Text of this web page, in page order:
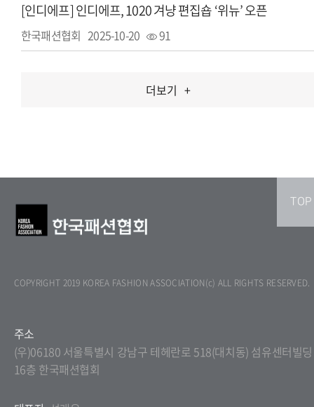
[인디에프] 인디에프, 1020 겨냥 편집숍 ‘위뉴’ 오픈
한국패션협회 2025-10-20 91
더보기 +
COPYRIGHT 2019 KOREA FASHION ASSOCIATION(c) ALL RIGHTS RESERVED.
주소
(우)06180 서울특별시 강남구 테헤란로 518(대치동) 섬유센터빌딩
16층 한국패션협회
TOP